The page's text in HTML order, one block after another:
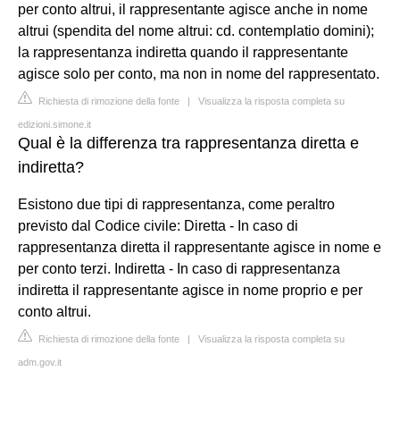
per conto altrui, il rappresentante agisce anche in nome
altrui (spendita del nome altrui: cd. contemplatio domini);
la rappresentanza indiretta quando il rappresentante
agisce solo per conto, ma non in nome del rappresentato.
Richiesta di rimozione della fonte | Visualizza la risposta completa su
edizioni.simone.it
Qual è la differenza tra rappresentanza diretta e
indiretta?
Esistono due tipi di rappresentanza, come peraltro
previsto dal Codice civile: Diretta - In caso di
rappresentanza diretta il rappresentante agisce in nome e
per conto terzi. Indiretta - In caso di rappresentanza
indiretta il rappresentante agisce in nome proprio e per
conto altrui.
Richiesta di rimozione della fonte | Visualizza la risposta completa su
adm.gov.it